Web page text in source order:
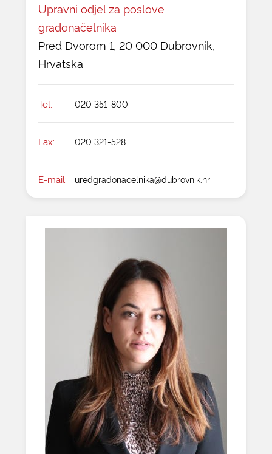
Upravni odjel za poslove
gradonačelnika
Pred Dvorom 1, 20 000 Dubrovnik,
Hrvatska
Tel: 020 351-800
Fax: 020 321-528
E-mail: uredgradonacelnika@dubrovnik.hr